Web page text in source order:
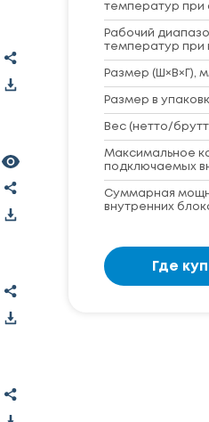
температур при
Рабочий
температур при
Размер (Ш×В×Г),
Размер в
Вес (нетто/
Максимальное
подключаемых
Суммарная
внутренних
Где